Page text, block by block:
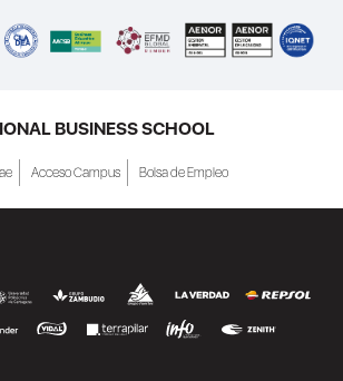
BUSINESS SCHOOL
Acceso Campus Bolsa de Empleo